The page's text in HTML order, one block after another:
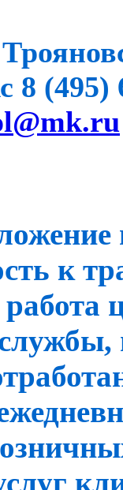
(495)
к